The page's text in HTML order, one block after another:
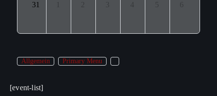
31 2 3 4 5 6
Allgemein Primary Menu
[event-list]